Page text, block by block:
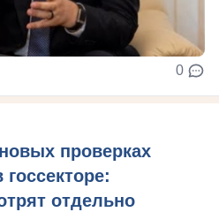
0
проверках
отдельно